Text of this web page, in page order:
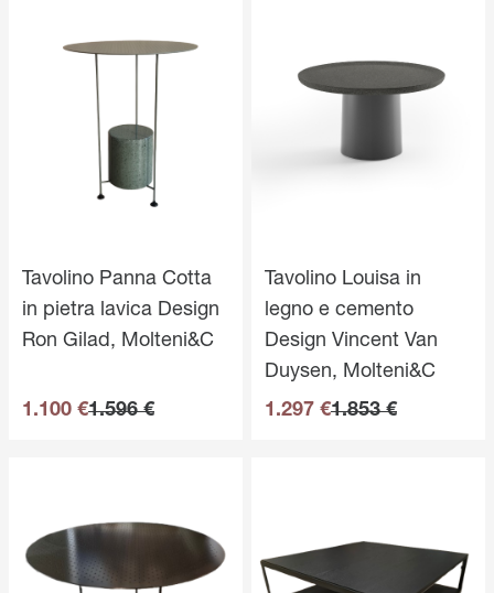
Tavolino Panna Cotta
in pietra lavica Design
Ron Gilad, Molteni&C
1.100 €1.596 €
Tavolino Louisa in
legno e cemento
Design Vincent Van
Duysen, Molteni&C
1.297 €1.853 €